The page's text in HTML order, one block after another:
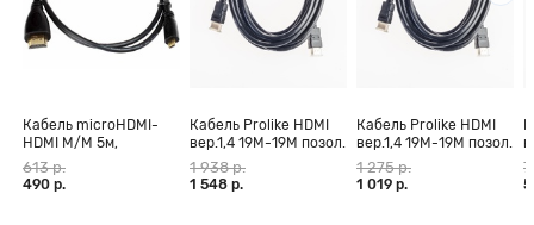
паразитные шумы отсутствуют – есть все необходимое для
эффективной и приятной работы.
Кабель microHDMI-
HDMI M/M 5м,
позолоченные
контакты Blister box
613 р.
490 р.
Кабель Prolike HDMI
вер.1,4 19М-19М позол.
конт., ферритовые
кольца, 30 м
1 938 р.
1 548 р.
Кабель Prolike HDMI
вер.1,4 19М-19М позол.
конт., ферритовые
кольца, 20 м
1 275 р.
1 019 р.